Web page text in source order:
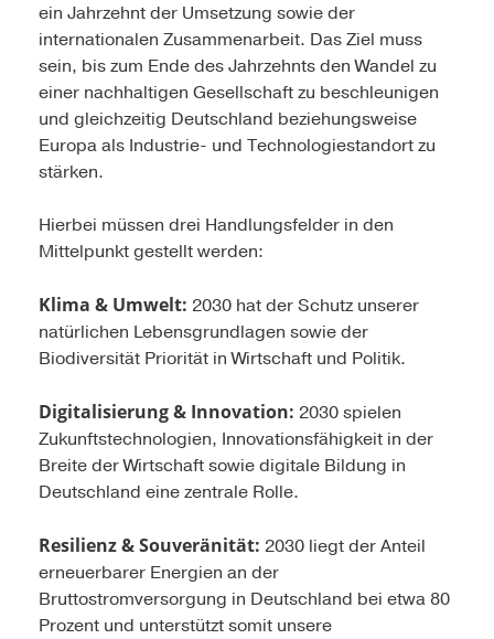
ein Jahrzehnt der Umsetzung sowie der
internationalen Zusammenarbeit. Das Ziel muss
sein, bis zum Ende des Jahrzehnts den Wandel zu
einer nachhaltigen Gesellschaft zu beschleunigen
und gleichzeitig Deutschland beziehungsweise
Europa als Industrie- und Technologiestandort zu
stärken.
Hierbei müssen drei Handlungsfelder in den
Mittelpunkt gestellt werden:
Klima & Umwelt: 2030 hat der Schutz unserer
natürlichen Lebensgrundlagen sowie der
Biodiversität Priorität in Wirtschaft und Politik.
Digitalisierung & Innovation: 2030 spielen
Zukunftstechnologien, Innovationsfähigkeit in der
Breite der Wirtschaft sowie digitale Bildung in
Deutschland eine zentrale Rolle.
Resilienz & Souveränität: 2030 liegt der Anteil
erneuerbarer Energien an der
Bruttostromversorgung in Deutschland bei etwa 80
Prozent und unterstützt somit unsere